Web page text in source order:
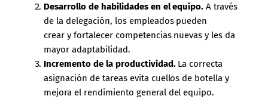
Desarrollo de habilidades en el equipo. A través
de la delegación, los empleados pueden
crear y fortalecer competencias nuevas y les da
mayor adaptabilidad.
Incremento de la productividad.La correcta
asignación de tareas evita cuellos de botella y
mejora el rendimiento general del equipo.